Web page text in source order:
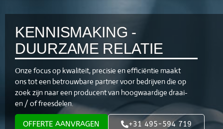
KENNISMAKING -
DUURZAME RELATIE
Onze focus op kwaliteit, precisie en efficiëntie maakt
ons tot een betrouwbare partner voor bedrijven die op
zoek zijn naar een producent van hoogwaardige draai-
en / of freesdelen.
OFFERTE AANVRAGEN +31 495-594 719